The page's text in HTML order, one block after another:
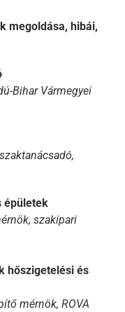
megoldása, hibái,
Bihar Vármegyei
épületek
szakipari
hőszigetelési és
mérnök, ROVA